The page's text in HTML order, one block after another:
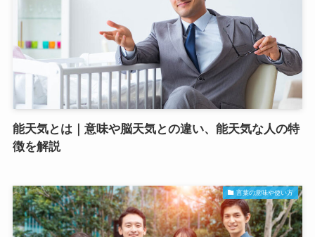
能天気とは｜意味や脳天気との違い、能天気な人の特
徴を解説
言葉の意味や使い方